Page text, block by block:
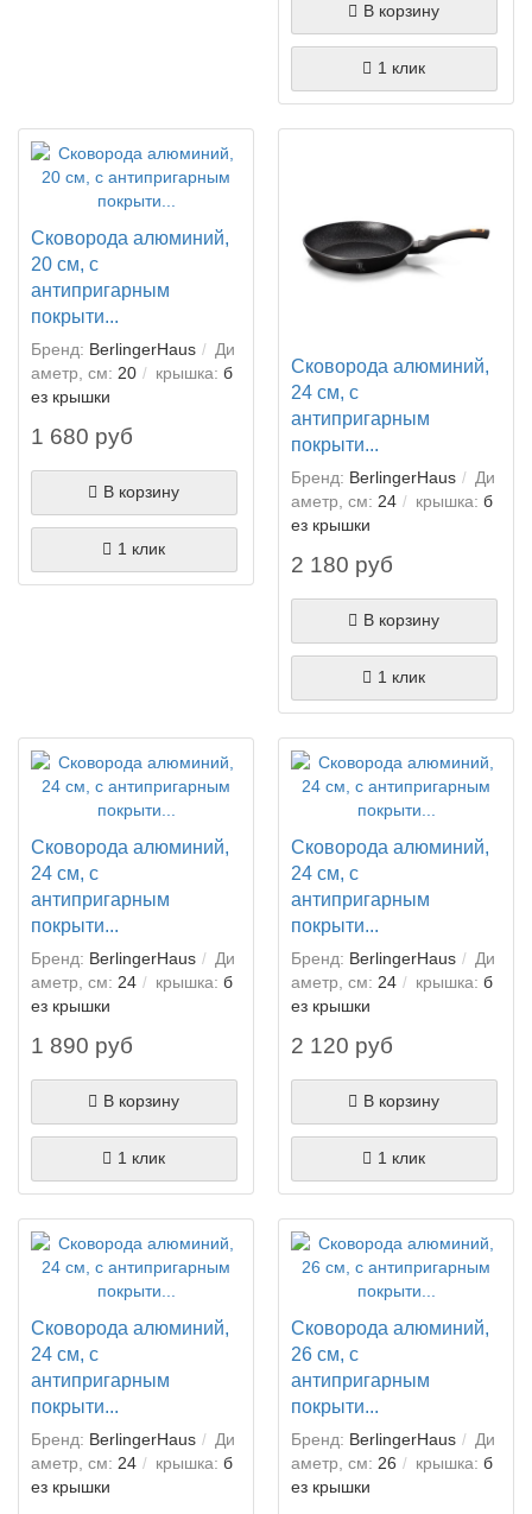
В корзину
1 клик
Сковорода алюминий,
20 см, с
антипригарным
покрыти...
Бренд: BerlingerHaus
Ди
аметр, см: 20 крышка: б
ез крышки
1 680 руб
В корзину
1 клик
Сковорода алюминий,
24 см, с
антипригарным
покрыти...
Бренд: BerlingerHaus
Ди
аметр, см: 24 крышка: б
ез крышки
2 180 руб
В корзину
1 клик
Сковорода алюминий,
24 см, с
антипригарным
покрыти...
Бренд: BerlingerHaus
Ди
аметр, см: 24 крышка: б
ез крышки
1 890 руб
В корзину
1 клик
Сковорода алюминий,
24 см, с
антипригарным
покрыти...
Бренд: BerlingerHaus
Ди
аметр, см: 24 крышка: б
ез крышки
2 120 руб
В корзину
1 клик
Сковорода алюминий,
24 см, с
антипригарным
покрыти...
Бренд: BerlingerHaus
Ди
аметр, см: 24 крышка: б
ез крышки
Сковорода алюминий,
26 см, с
антипригарным
покрыти...
Бренд: BerlingerHaus
Ди
аметр, см: 26 крышка: б
ез крышки